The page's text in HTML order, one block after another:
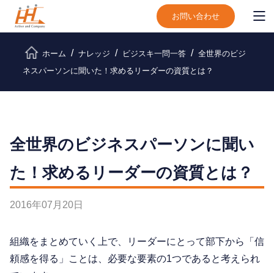
お問い合わせ
ホーム ナレッジ ビジスキ⼀問⼀答
全世界のビジ
ネスパーソンに聞いた！求めるリーダーの資質とは？
全世界のビジネスパーソンに聞い
た！求めるリーダーの資質とは？
2016年07月20日
組織をまとめていく上で、リーダーにとって部下から「信
頼感を得る」ことは、必要な要素の1つであると考えられ